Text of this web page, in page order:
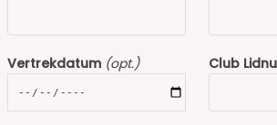
Vertrekdatum (opt.) Club